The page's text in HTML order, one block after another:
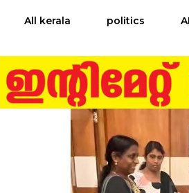
All kerala politics